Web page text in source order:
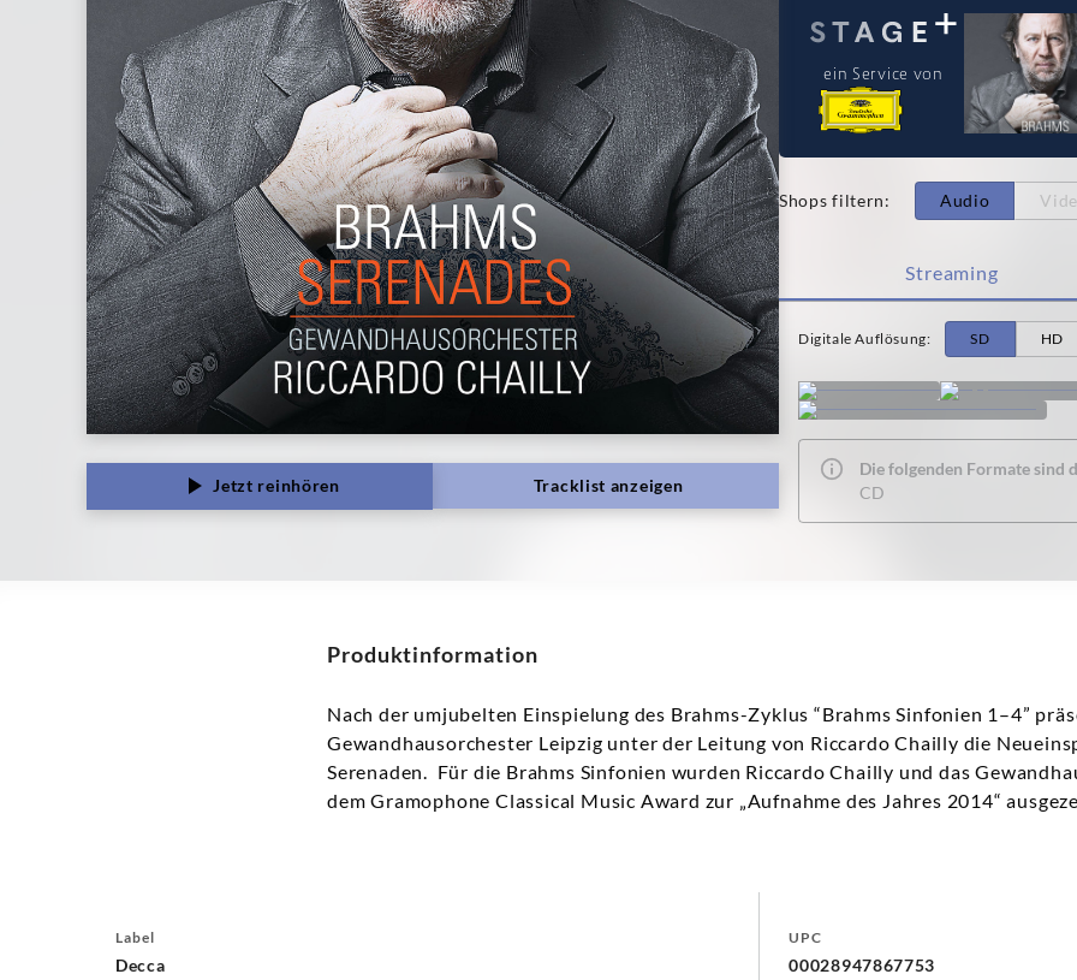
Jetzt reinhören Tracklist anzeigen
ein Service von
Shops filtern: Audio
Streaming
Digitale Auflösung: SD HD
Die folgenden Formate sind
CD
Produktinformation
Nach der umjubelten Einspielung des Brahms-Zyklus “Brahms Sinfonien 1–4”
Gewandhausorchester Leipzig unter der Leitung von Riccardo Chailly die
Serenaden. Für die Brahms Sinfonien wurden Riccardo Chailly und das
dem Gramophone Classical Music Award zur „Aufnahme des Jahres 2014“
Label
Decca
UPC
00028947867753